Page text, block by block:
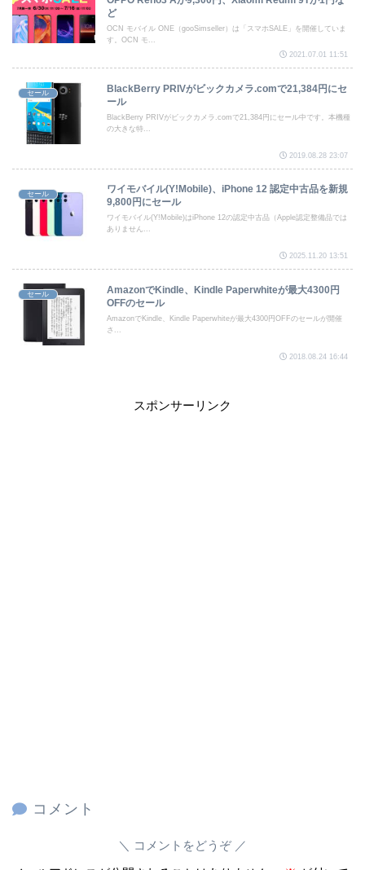
ど
OCN モバイル ONE（gooSimseller）は「スマホSALE」を開催していま
す。OCN モ...
2021.07.01 11:51
セール
BlackBerry PRIVがビックカメラ.comで21,384円にセ
ール
BlackBerry PRIVがビックカメラ.comで21,384円にセール中です。本機種
の大きな特...
2019.08.28 23:07
セール
ワイモバイル(Y!Mobile)、iPhone 12 認定中古品を新規
9,800円にセール
ワイモバイル(Y!Mobile)はiPhone 12の認定中古品（Apple認定整備品では
ありません...
2025.11.20 13:51
セール
AmazonでKindle、Kindle Paperwhiteが最大4300円
OFFのセール
AmazonでKindle、Kindle Paperwhiteが最大4300円OFFのセールが開催
さ...
2018.08.24 16:44
スポンサーリンク
コメント
コメントをどうぞ